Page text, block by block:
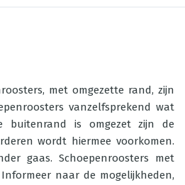
met omgezette rand, zijn
vanzelfsprekend wat
buitenrand is omgezet zijn de
wordt hiermee voorkomen.
gaas. Schoepenroosters met
naar de mogelijkheden,